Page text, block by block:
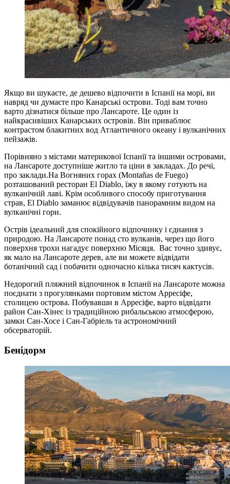
Якщо ви шукаєте, де дешево відпочити в Іспанії на морі, ви
навряд чи думаєте про Канарські острови. Тоді вам точно
варто дізнатися більше про Лансароте. Це один із
найкрасивіших Канарських островів. Він приваблює
контрастом блакитних вод Атлантичного океану і вулканічних
пейзажів.
Порівняно з містами материкової Іспанії та іншими островами,
на Лансароте доступніше житло та ціни в закладах. До речі,
про заклади.На Вогняних горах (Montañas de Fuego)
розташований ресторан El Diablo, їжу в якому готують на
вулканічній лаві. Крім особливого способу приготування
страв, El Diablo заманює відвідувачів панорамним видом на
вулканічні гори.
Острів ідеальний для спокійного відпочинку і єднання з
природою. На Лансароте понад сто вулканів, через що його
поверхня трохи нагадує поверхню Місяця. Вас точно здивує,
як мало на Лансароте дерев, але ви можете відвідати
ботанічний сад і побачити одночасно кілька тисяч кактусів.
Недорогий пляжний відпочинок в Іспанії на Лансароте можна
поєднати з прогулянками портовим містом Арресіфе,
столицею острова. Побувавши в Арресіфе, варто відвідати
район Сан-Хінес із традиційною рибальською атмосферою,
замки Сан-Хосе і Сан-Габріель та астрономічний
обсерваторій.
Бенідорм